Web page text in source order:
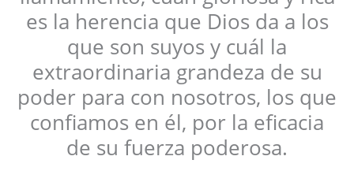
es la herencia que Dios da a los
que son suyos y cuál la
extraordinaria grandeza de su
poder para con nosotros, los que
confiamos en él, por la eficacia
de su fuerza poderosa.